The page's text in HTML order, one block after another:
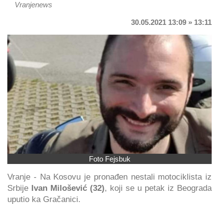
Vranjenews
30.05.2021 13:09 » 13:11
Foto Fejsbuk
Vranje - Na Kosovu je pronađen nestali motociklista iz
Srbije Ivan Milošević (32), koji se u petak iz Beograda
uputio ka Gračanici.